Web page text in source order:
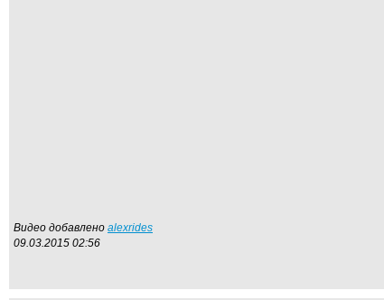
Видео добавлено alexrides
09.03.2015 02:56